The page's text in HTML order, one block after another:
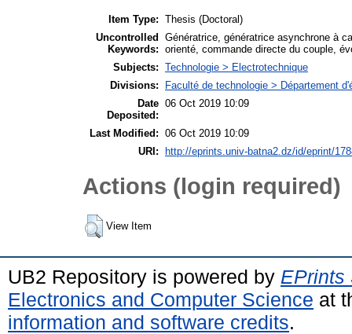
Item Type: Thesis (Doctoral)
Uncontrolled
Keywords:
Génératrice, génératrice asynchrone à
orienté, commande directe du couple,
Subjects: Technologie > Electrotechnique
Divisions:
Faculté de technologie > Département
Date
Deposited:
06 Oct 2019 10:09
Last Modified: 06 Oct 2019 10:09
URI:
http://eprints.univ-batna2.dz/id/eprint/
Actions (login required)
View Item
UB2 Repository is powered by EPrints
Electronics and Computer Science at
information and software credits.